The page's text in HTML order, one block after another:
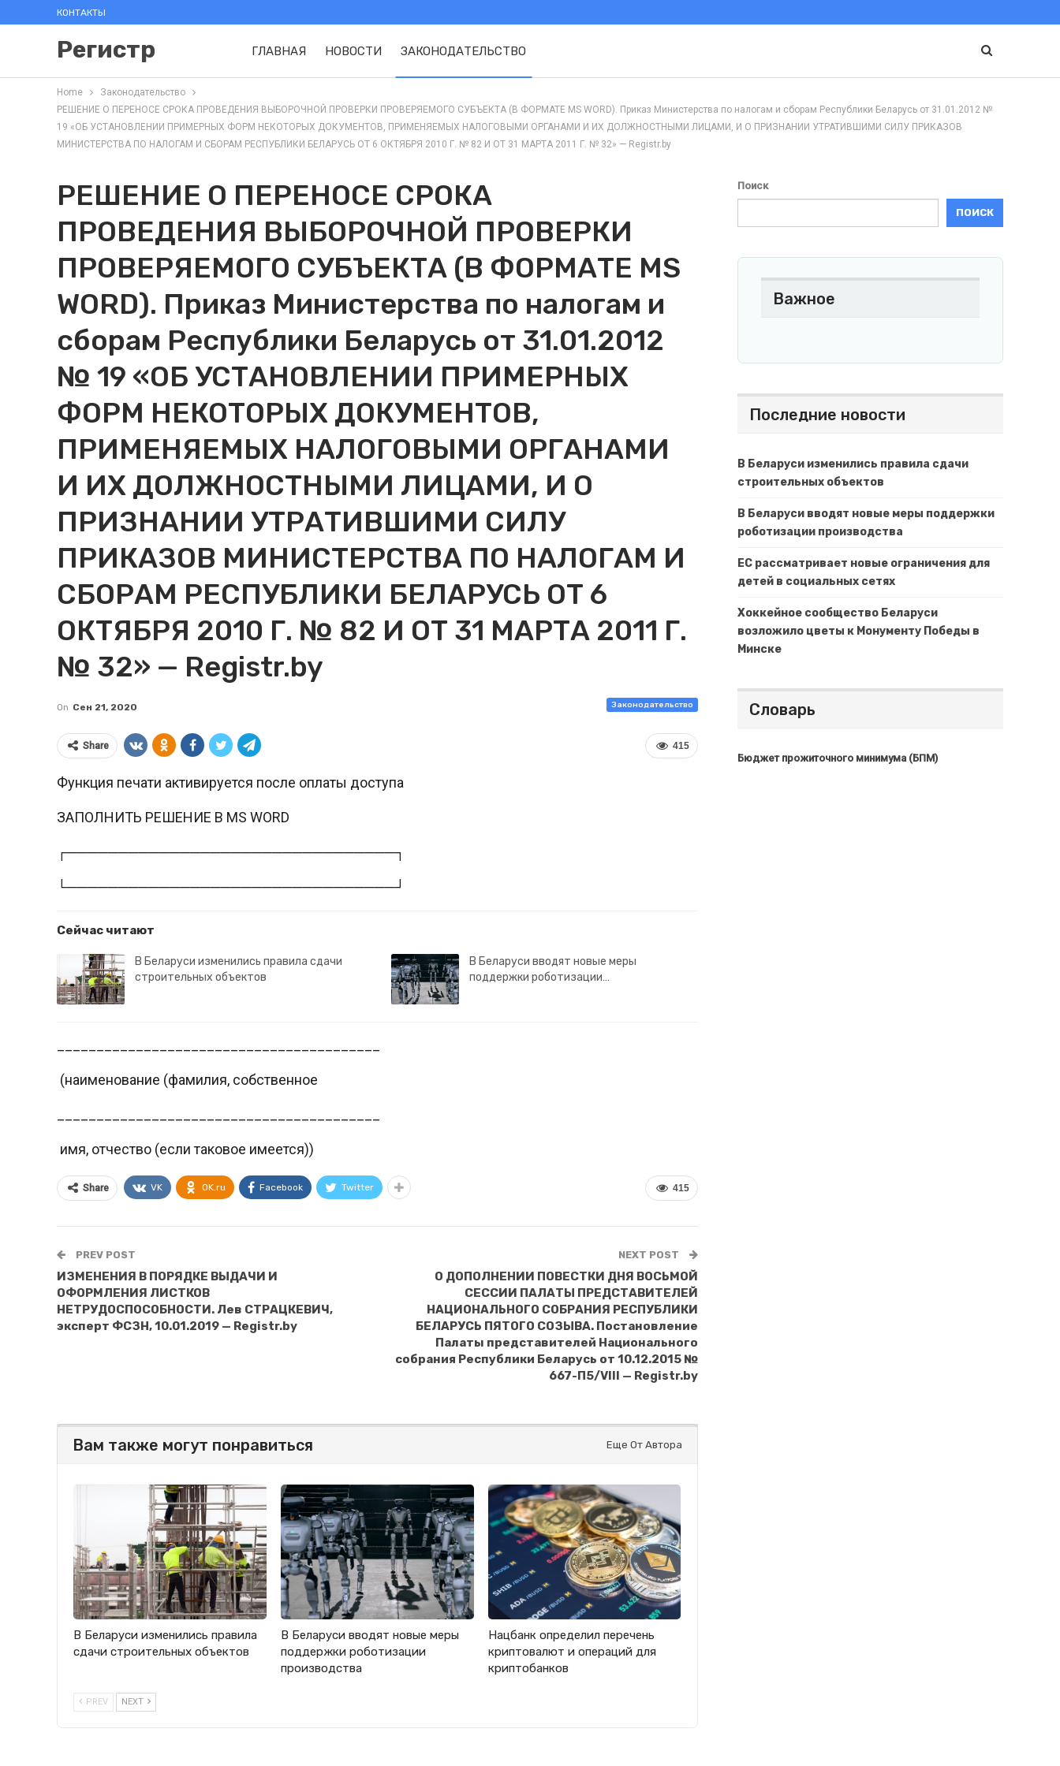
КОНТАКТЫ
Регистр ГЛАВНАЯ НОВОСТИ ЗАКОНОДАТЕЛЬСТВО
Home
Законодательство
РЕШЕНИЕ О ПЕРЕНОСЕ СРОКА ПРОВЕДЕНИЯ ВЫБОРОЧНОЙ ПРОВЕРКИ ПРОВЕРЯЕМОГО СУБЪЕКТА (В ФОРМАТЕ MS WORD). Приказ Министерства по налогам и сборам Республики Беларусь от 31.01.2012 №
19 «ОБ УСТАНОВЛЕНИИ ПРИМЕРНЫХ ФОРМ НЕКОТОРЫХ ДОКУМЕНТОВ, ПРИМЕНЯЕМЫХ НАЛОГОВЫМИ ОРГАНАМИ И ИХ ДОЛЖНОСТНЫМИ ЛИЦАМИ, И О ПРИЗНАНИИ УТРАТИВШИМИ СИЛУ ПРИКАЗОВ
МИНИСТЕРСТВА ПО НАЛОГАМ И СБОРАМ РЕСПУБЛИКИ БЕЛАРУСЬ ОТ 6 ОКТЯБРЯ 2010 Г. № 82 И ОТ 31 МАРТА 2011 Г. № 32» — Registr.by
РЕШЕНИЕ О ПЕРЕНОСЕ СРОКА
ПРОВЕДЕНИЯ ВЫБОРОЧНОЙ ПРОВЕРКИ
ПРОВЕРЯЕМОГО СУБЪЕКТА (В ФОРМАТЕ MS
WORD). Приказ Министерства по налогам и
сборам Республики Беларусь от 31.01.2012
№ 19 «ОБ УСТАНОВЛЕНИИ ПРИМЕРНЫХ
ФОРМ НЕКОТОРЫХ ДОКУМЕНТОВ,
ПРИМЕНЯЕМЫХ НАЛОГОВЫМИ ОРГАНАМИ
И ИХ ДОЛЖНОСТНЫМИ ЛИЦАМИ, И О
ПРИЗНАНИИ УТРАТИВШИМИ СИЛУ
ПРИКАЗОВ МИНИСТЕРСТВА ПО НАЛОГАМ И
СБОРАМ РЕСПУБЛИКИ БЕЛАРУСЬ ОТ 6
ОКТЯБРЯ 2010 Г. № 82 И ОТ 31 МАРТА 2011 Г.
№ 32» — Registr.by
Законодательство
On Сен 21, 2020
415
Share
Функция печати активируется после оплаты доступа
ЗАПОЛНИТЬ РЕШЕНИЕ В MS WORD
┌────────────────────────────────┐
└────────────────────────────────┘
Сейчас читают
В Беларуси изменились правила сдачи
строительных объектов
В Беларуси вводят новые меры
поддержки роботизации…
(наименование (фамилия, собственное
имя, отчество (если таковое имеется))
415
Share VK OK.ru Facebook Twitter
PREV POST
ИЗМЕНЕНИЯ В ПОРЯДКЕ ВЫДАЧИ И
ОФОРМЛЕНИЯ ЛИСТКОВ
НЕТРУДОСПОСОБНОСТИ. Лев СТРАЦКЕВИЧ,
эксперт ФСЗН, 10.01.2019 — Registr.by
NEXT POST
О ДОПОЛНЕНИИ ПОВЕСТКИ ДНЯ ВОСЬМОЙ
СЕССИИ ПАЛАТЫ ПРЕДСТАВИТЕЛЕЙ
НАЦИОНАЛЬНОГО СОБРАНИЯ РЕСПУБЛИКИ
БЕЛАРУСЬ ПЯТОГО СОЗЫВА. Постановление
Палаты представителей Национального
собрания Республики Беларусь от 10.12.2015 №
667-П5/VIII — Registr.by
Вам также могут понравиться Еще От Автора
В Беларуси изменились правила
сдачи строительных объектов
В Беларуси вводят новые меры
поддержки роботизации
производства
Нацбанк определил перечень
криптовалют и операций для
криптобанков
PREV NEXT
Поиск
ПОИСК
Важное
Последние новости
В Беларуси изменились правила сдачи
строительных объектов
В Беларуси вводят новые меры поддержки
роботизации производства
ЕС рассматривает новые ограничения для
детей в социальных сетях
Хоккейное сообщество Беларуси
возложило цветы к Монументу Победы в
Минске
Словарь
Бюджет прожиточного минимума (БПМ)